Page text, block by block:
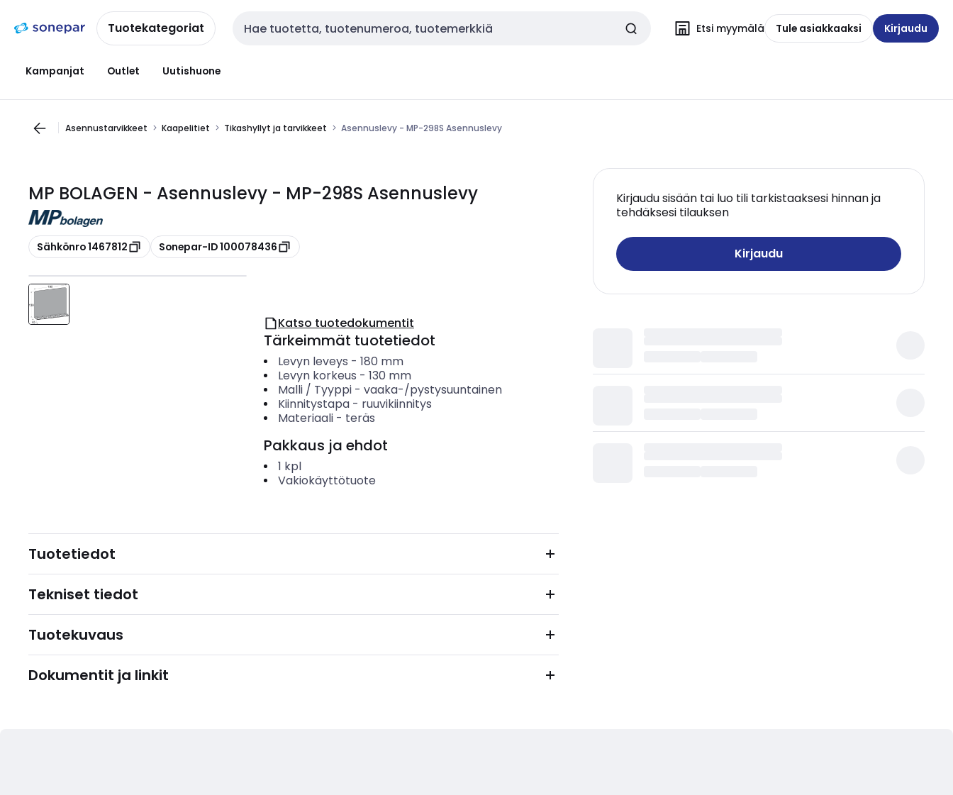
navigointiinsisältöönTuotekategoriat Haku Etsi myymälä Tule asiakkaaksi Kirjaudu
Kampanjat Outlet Uutishuone
Asennustarvikkeet Kaapelitiet Tikashyllyt ja tarvikkeet Asennuslevy - MP-298S Asennuslevy
MP BOLAGEN - Asennuslevy - MP-298S Asennuslevy
Kopioi
Sähkönro 1467812 Kopioi
Sonepar-ID 100078436
Kirjaudu sisään tai luo tili tarkistaaksesi hinnan ja
tehdäksesi tilauksen
Kirjaudu
Katso tuotedokumentit
Tärkeimmät tuotetiedot
Levyn leveys - 180 mm
Levyn korkeus - 130 mm
Malli / Tyyppi- vaaka-/pystysuuntainen
Kiinnitystapa- ruuvikiinnitys
Materiaali- teräs
Pakkaus ja ehdot
1 kpl
Vakiokäyttötuote
Tuotetiedot
Tekniset tiedot
Tuotekuvaus
Dokumentit ja linkit